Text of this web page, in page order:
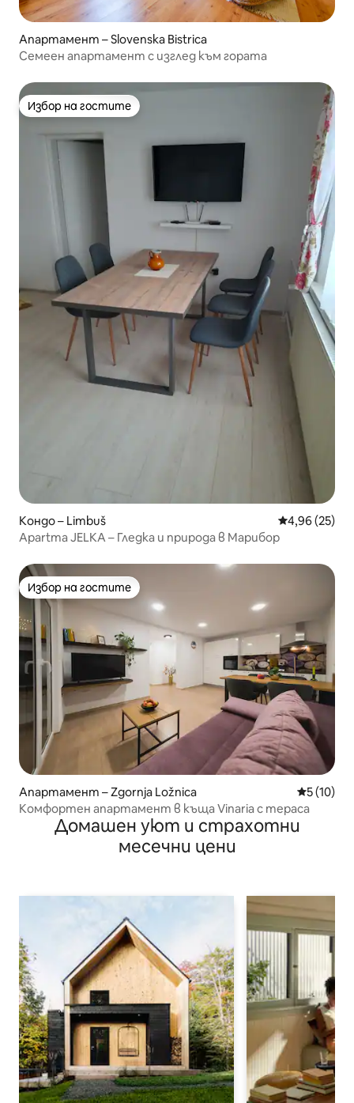
Апартамент – Slovenska Bistrica
Семеен апартамент с изглед към гората
Избор на гостите
Избор на гостите
Кондо – Limbuš Средна
4,96 (25)
Apartma JELKA – Гледка и природа в Марибор
Избор на гостите
Избор на гостите
Апартамент – Zgornja Ložnica Средна
5 (10)
Комфортен апартамент в къща Vinaria с тераса
Домашен уют и страхотни
месечни цени